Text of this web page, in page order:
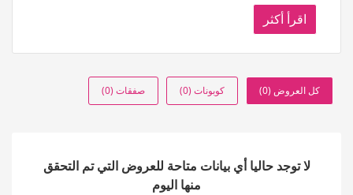
اقرأ أكثر
كل العروض (0) كوبونات (0) صفقات (0)
لا توجد حاليا أي بيانات متاحة للعروض التي تم التحقق
منها اليوم